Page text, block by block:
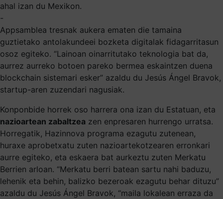
ahal izan du Mexikon.
-
Appsamblea tresnak aukera ematen die tamaina
guztietako antolakundeei bozketa digitalak fidagarritasun
osoz egiteko. “Lainoan oinarritutako teknologia bat da,
aurrez aurreko botoen pareko bermea eskaintzen duena
blockchain sistemari esker” azaldu du Jesús Ángel Bravok,
startup-aren zuzendari nagusiak.
Konponbide horrek oso harrera ona izan du Estatuan, eta
nazioartean zabaltzea zen enpresaren hurrengo urratsa.
Horregatik, Hazinnova programa ezagutu zutenean,
huraxe aprobetxatu zuten nazioartekotzearen erronkari
aurre egiteko, eta eskaera bat aurkeztu zuten Merkatu
Berrien arloan. “Merkatu berri batean sartu nahi baduzu,
lehenik eta behin, balizko bezeroak ezagutu behar dituzu”
azaldu du Jesús Ángel Bravok, “maila lokalean erraza da